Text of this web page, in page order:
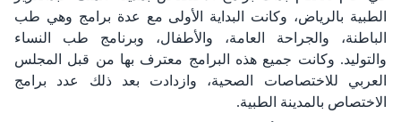
الطبية بالرياض، وكانت البداية الأولى مع عدة برامج وهي طب
الباطنة، والجراحة العامة، والأطفال، وبرنامج طب النساء
والتوليد. وكانت جميع هذه البرامج معترف بها من قبل المجلس
العربي للاختصاصات الصحية، وازدادت بعد ذلك عدد برامج
الاختصاص بالمدينة الطبية.